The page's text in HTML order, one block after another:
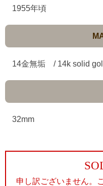
1955年頃
14金無垢 / 14k solid
32mm
申し訳ございません。